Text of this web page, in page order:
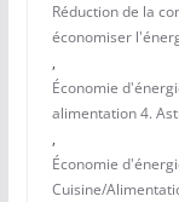
Réduction de la
économiser
,
Économie
alimentation 4.
,
Économie
Cuisine/